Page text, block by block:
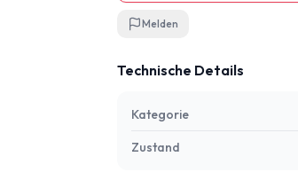
Melden
Technische Details
Kategorie
Zustand